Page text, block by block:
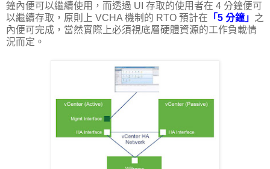
鐘內便可以繼續使用，而透過 UI 存取的使用者在 4 分鐘便可
以繼續存取，原則上 VCHA 機制的 RTO 預計在 「5 分鐘」 之
內便可完成，當然實際上必須視底層硬體資源的工作負載情
況而定。